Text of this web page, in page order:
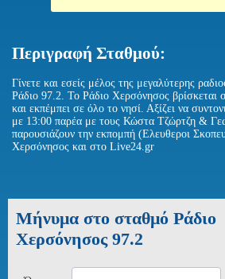
Περιγραφή Σταθμού:
Γίνετε και εσείς μέλος της μεγαλύτερης
Ράδιο 97.2. To Ράδιο Χερσόνησος βρίσκεται
και εκπέμπει σε όλο το νησί. Αξίζει να
με 13:00 παρέα με τους Κώστα Τζώρτζη &
παρουσιάζουν την εκπομπή (Ελευθεροι
Χερσόνησος και στο Live24.gr
Μήνυμα στο σταθμό Ράδιο
Χερσόνησος 97.2